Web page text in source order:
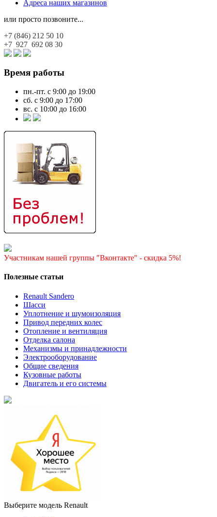
Адреса наших магазинов
или просто позвоните...
+7 (846) 212 50 10
+7 927 692 08 30
Время работы
пн.-пт. с 9:00 до 19:00
сб. с 9:00 до 17:00
вс. с 10:00 до 16:00
Участникам нашей группы "Вконтакте" - скидка 5%!
Полезные статьи
Renault Sandero
Шасси
Уплотнение и шумоизоляция
Привод передних колес
Отопление и вентиляция
Отделка салона
Механизмы и принадлежности
Электрооборудование
Общие сведения
Кузовные работы
Двигатель и его системы
Выберите модель Renault